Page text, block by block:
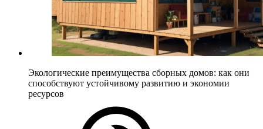
Экологические преимущества сборных домов: как они
способствуют устойчивому развитию и экономии
ресурсов